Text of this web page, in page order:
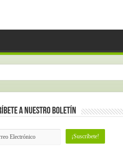
a nuestro Boletín